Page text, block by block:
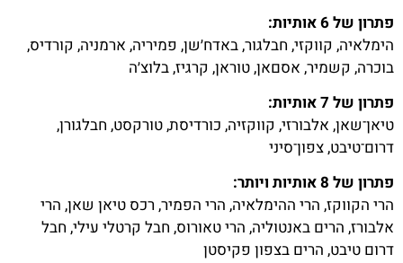
פתרון של 6 אותיות:
הימלאיה, קווקזי, חבלגור, באדח׳שן, פמיריה, ארמניה, קורדיס,
בוכרה, קשמיר, אסםאן, טוראן, קרגיז, בלוצ׳ה
פתרון של 7 אותיות:
טיאן־שאן, אלבורזי, קווקזיה, כורדיסת, טורקסט, חבלגורן,
דרום־טיבט, צפון־סיני
פתרון של 8 אותיות ויותר:
הרי הקווקז, הרי ההימלאיה, הרי הפמיר, רכס טיאן שאן, הרי
אלבורז, הרים באנטוליה, הרי טאורוס, חבל קרטלי עילי, חבל
דרום טיבט, הרים בצפון פקיסטן